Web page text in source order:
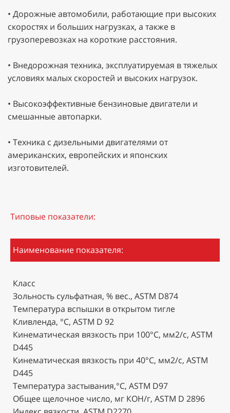
• Дорожные автомобили, работающие при высоких
скоростях и больших нагрузках, а также в
грузоперевозках на короткие расстояния.
• Внедорожная техника, эксплуатируемая в тяжелых
условиях малых скоростей и высоких нагрузок.
• Высокоэффективные бензиновые двигатели и
смешанные автопарки.
• Техника с дизельными двигателями от
американских, европейских и японских
изготовителей.
Типовые показатели:
Наименование показателя:
Класс
Зольность сульфатная, % вес., ASTM D874
Температура вспышки в открытом тигле
Кливленда, °C, ASTM D 92
Кинематическая вязкость при 100°C, мм2/с, ASTM
D445
Кинематическая вязкость при 40°C, мм2/с, ASTM
D445
Температура застывания,°C, ASTM D97
Общее щелочное число, мг КОН/г, ASTM D 2896